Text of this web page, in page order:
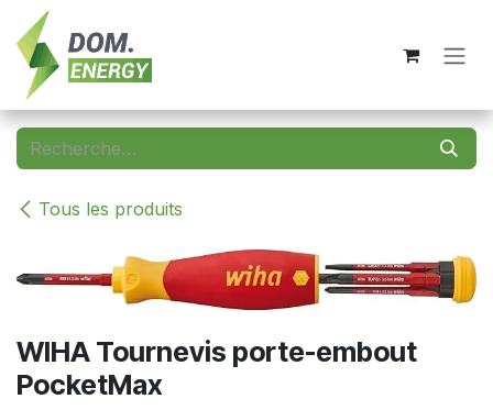
Se rendre au contenu
Tous les produits
WIHA Tournevis porte-embout
PocketMax